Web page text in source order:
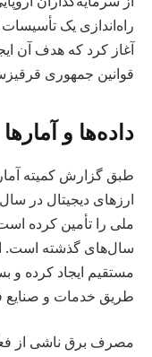
راه‌اندازی یک
آغاز کرد که هدف آن
قوانین جمهوری
داده‌ها و آمارها
طبق گزارش کمیته
ملی را تأمین کرده
مستقیم ایجاد کرده و
طریق خدمات و صنایع
مصرف برق ناشی از